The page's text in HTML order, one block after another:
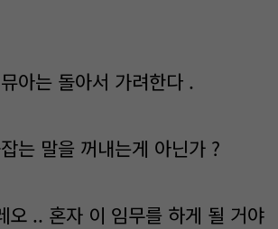
아는 돌아서 가려한다 .
는 말을 꺼내는게 아닌가 ?
오 .. 혼자 이 임무를 하게 될 거야